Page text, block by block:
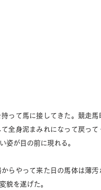
って馬に接してきた。競走
全身泥まみれになって戻っ
姿が目の前に現れる。
らやって来た日の馬体は薄
貌を遂げた。